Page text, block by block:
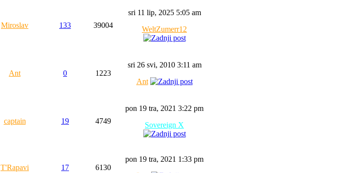
Miroslav 133 39004
sri 11 lip, 2025 5:05 am
WeltZumerr12
Ant 0 1223
sri 26 svi, 2010 3:11 am
Ant
captain 19 4749
pon 19 tra, 2021 3:22 pm
Sovereign X
T'Rapavi 17 6130
pon 19 tra, 2021 1:33 pm